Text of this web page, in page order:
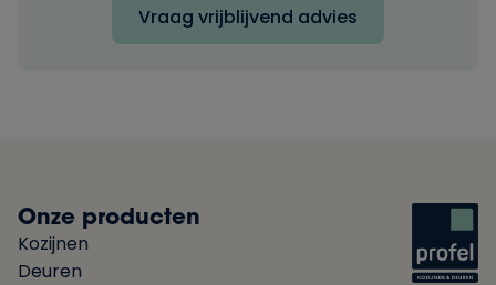
Vraag vrijblijvend advies
Onze producten
Kozijnen
Deuren